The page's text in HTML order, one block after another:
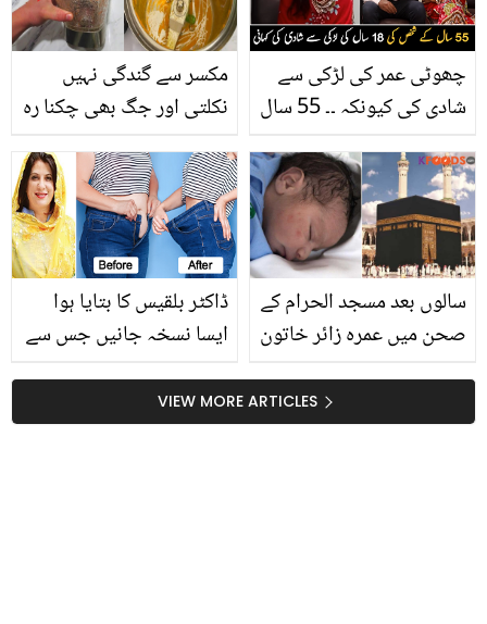
مکسر سے گندگی نہیں
نکلتی اور جگ بھی چکنا رہ
چیزوں کو بغیر ہاتھ لگائے
صاف کرنے کے طریقے
چھوٹی عمر کی لڑکی سے
شادی کی کیونکہ ۔۔ 55 سال
لڑکی سے نکاح، جانیئے اس
انوکھے جوڑے کی دلچسپ
کہانی
ڈاکٹر بلقیس کا بتایا ہوا
ایسا نسخہ جانیں جس سے
سکیں گے لٹکے ہوئے پیٹ
سے نجات، فوری یہ نسخہ
سالوں بعد مسجد الحرام کے
صحن میں عمرہ زائر خاتون
خوش نصیب بچہ اب کس
حالت میں ہے؟
VIEW MORE ARTICLES